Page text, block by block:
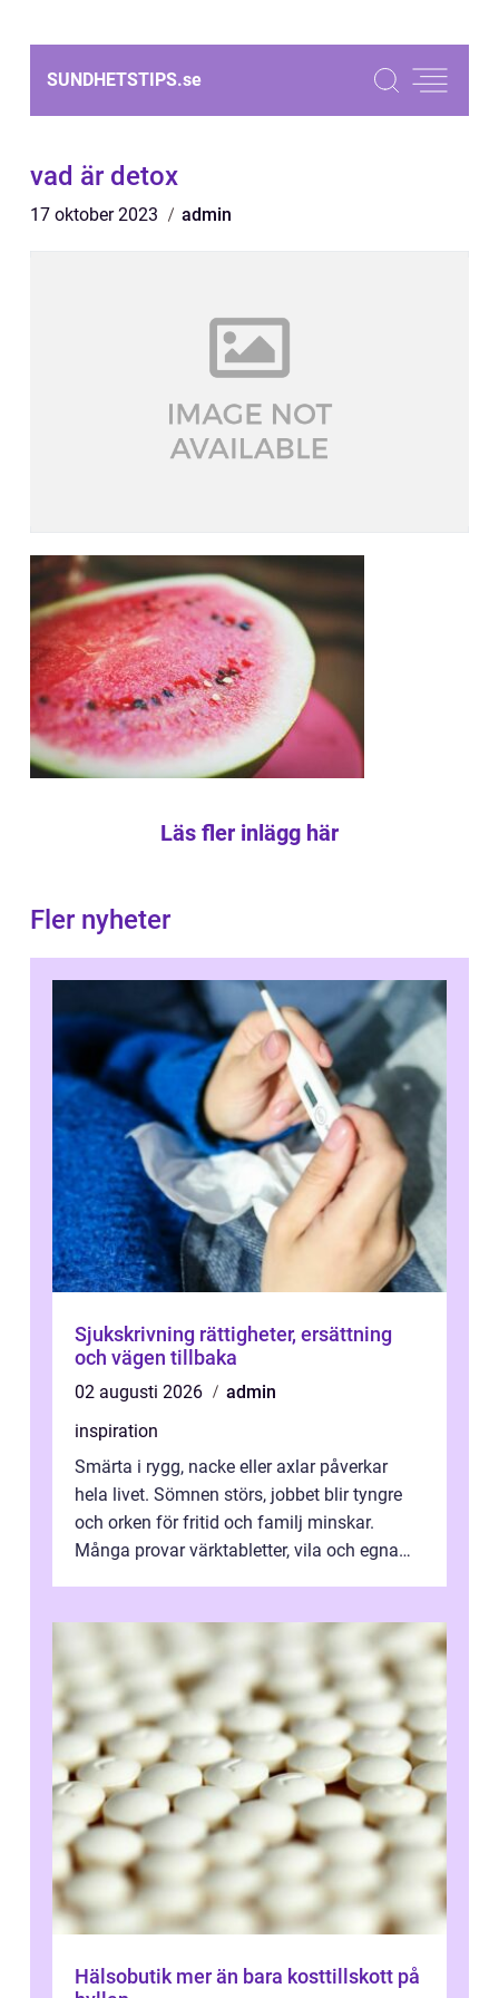
SUNDHETSTIPS.se
vad är detox
17 oktober 2023 admin
Läs fler inlägg här
Fler nyheter
Sjukskrivning rättigheter, ersättning
och vägen tillbaka
02 augusti 2026
admin
inspiration
Smärta i rygg, nacke eller axlar påverkar
hela livet. Sömnen störs, jobbet blir tyngre
och orken för fritid och familj minskar.
Många provar värktabletter, vila och egna
Hälsobutik mer än bara kosttillskott på